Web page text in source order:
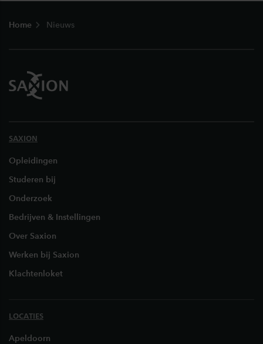
Home Nieuws
SAXION
Opleidingen
Studeren bij
Onderzoek
Bedrijven & Instellingen
Over Saxion
Werken bij Saxion
Klachtenloket
LOCATIES
Apeldoorn